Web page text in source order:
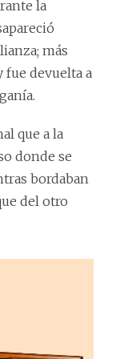
la
más
fue devuelta a
que a la
donde se
bordaban
del otro